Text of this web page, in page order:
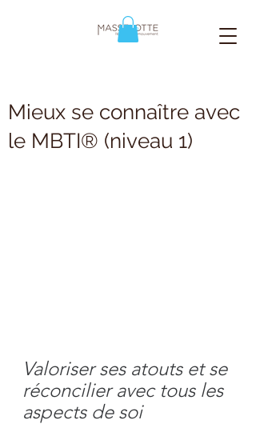
Mieux se connaître avec
le MBTI® (niveau 1)
Valoriser ses atouts et se
réconcilier avec tous les
aspects de soi